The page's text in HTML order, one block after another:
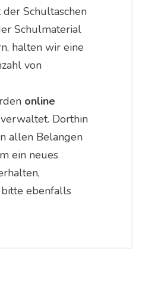
Schultaschen
Schulmaterial
halten wir eine
von
online
verwaltet. Dorthin
allen Belangen
ein neues
ebenfalls